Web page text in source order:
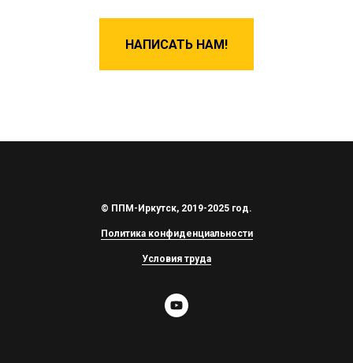
НАПИСАТЬ НАМ!
© ППМ-Иркутск, 2019-2025 год.
Политика конфиденциальности
Условия труда